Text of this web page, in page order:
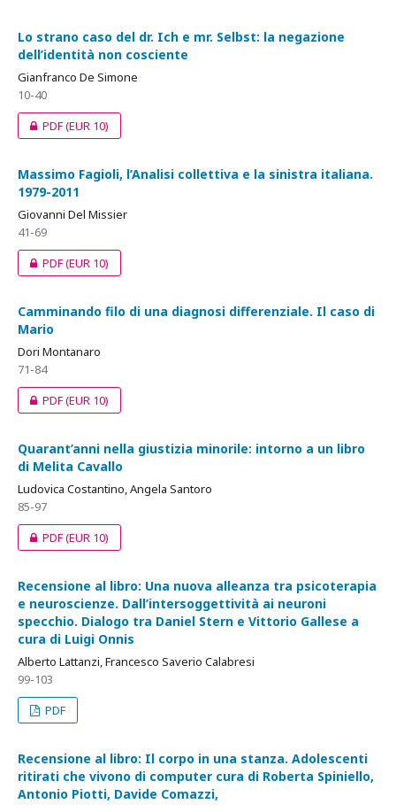
Lo strano caso del dr. Ich e mr. Selbst: la negazione
dell’identità non cosciente
Gianfranco De Simone
10-40
PDF(EUR 10)
Massimo Fagioli, l’Analisi collettiva e la sinistra italiana.
1979-2011
Giovanni Del Missier
41-69
PDF(EUR 10)
Camminando filo di una diagnosi differenziale. Il caso di
Mario
Dori Montanaro
71-84
PDF(EUR 10)
Quarant’anni nella giustizia minorile: intorno a un libro
di Melita Cavallo
Ludovica Costantino, Angela Santoro
85-97
PDF(EUR 10)
Recensione al libro: Una nuova alleanza tra psicoterapia
e neuroscienze. Dall’intersoggettività ai neuroni
specchio. Dialogo tra Daniel Stern e Vittorio Gallese a
cura di Luigi Onnis
Alberto Lattanzi, Francesco Saverio Calabresi
99-103
PDF
Recensione al libro: Il corpo in una stanza. Adolescenti
ritirati che vivono di computer cura di Roberta Spiniello,
Antonio Piotti, Davide Comazzi,